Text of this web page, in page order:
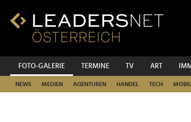
Inhalt
Fußzeilen-
Hauptnavigation
FOTO-GALERIE TERMINE TV ART
NEWS MEDIEN AGENTUREN HANDEL TECH